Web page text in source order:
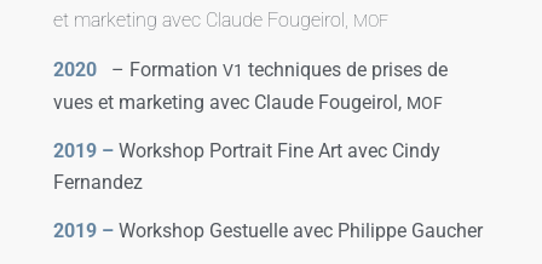
et mar­ke­ting avec Claude Fougeirol, MOF
2020 – Formation V1 tech­niques de prises de
vues et mar­ke­ting avec Claude Fougeirol, MOF
2019 – Workshop Portrait Fine Art avec Cindy
Fernandez
2019 – Workshop Gestuelle avec Philippe Gaucher